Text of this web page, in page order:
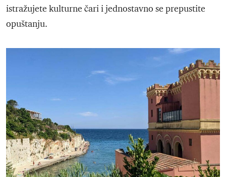
istražujete kulturne čari i jednostavno se prepustite
opuštanju.